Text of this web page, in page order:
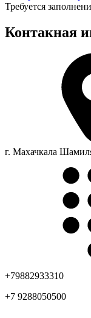
Требуется
Контакная
г. Махачкала
+79882933310
+7 9288050500